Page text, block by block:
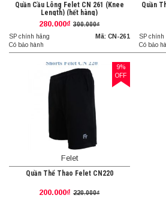
Quần Cầu Lông Felet CN 261 (Knee
Length) (hết hàng)
280.000₫ 300.000₫
SP chính hãng
Có bảo hành
Mã: CN-261
Quần
SP chính
Có bảo
9%
OFF
Felet
Quần Thể Thao Felet CN220
200.000₫ 220.000₫